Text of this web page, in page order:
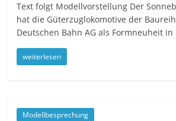
Text folgt Modellvorstellung Der
hat die Güterzuglokomotive der
Deutschen Bahn AG als Formneuheit in
weiterlesen
Modellbesprechung